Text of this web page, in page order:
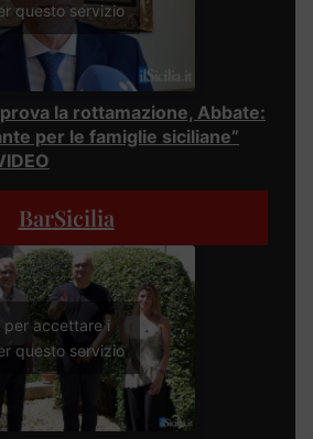
questo servizio
la rottamazione, Abbate:
per le famiglie siciliane”
BarSicilia
per accettare i
questo servizio